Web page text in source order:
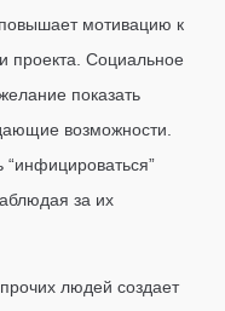
мотивацию к
проекта. Социальное
показать
возможности.
“инфицироваться”
за их
людей создает